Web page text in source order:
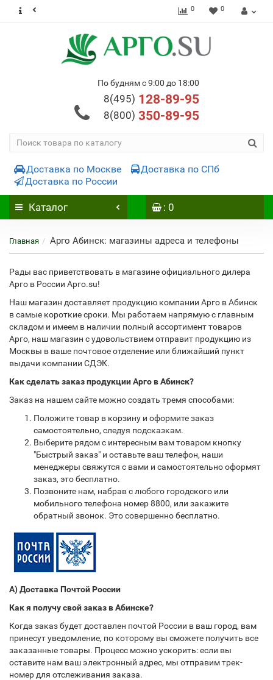
0 0
По будням с 9:00 до 18:00
8(495) 128-89-95
8(800) 350-89-95
Доставка по Москве
Доставка по СПб
Доставка по России
Каталог : 0
Главная Арго Абинск: магазины адреса и телефоны
Рады вас приветствовать в магазине официального дилера
Арго в России Арго.su!
Наш магазин доставляет продукцию компании Арго в Абинск
в самые короткие сроки. Мы работаем напрямую с главным
складом и имеем в наличии полный ассортимент товаров
Арго, наш магазин с удовольствием отправит продукцию из
Москвы в ваше почтовое отделение или ближайший пункт
выдачи компании СДЭК.
Как сделать заказ продукции Арго в Абинск?
Заказ на нашем сайте можно создать тремя способами:
Положите товар в корзину и оформите заказ
самостоятельно, следуя подсказкам.
Выберите рядом с интересным вам товаром кнопку
"Быстрый заказ" и оставьте ваш телефон, наши
менеджеры свяжутся с вами и самостоятельно оформят
заказ, это бесплатно.
Позвоните нам, набрав с любого городского или
мобильного телефона номер 8800, или закажите
обратный звонок. Это совершенно бесплатно.
А) Доставка Почтой России
Как я получу свой заказ в Абинске?
Когда заказ будет доставлен почтой России в ваш город, вам
принесут уведомление, по которому вы сможете получить все
заказанные товары. Процесс можно ускорить: если вы
оставите нам ваш электронный адрес, мы отправим трек-
номер для отслеживания заказа.